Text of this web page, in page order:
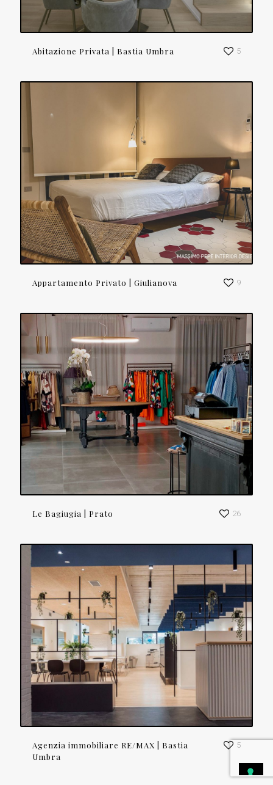
Abitazione Privata | Bastia Umbra 5
Appartamento Privato | Giulianova 9
Le Bagiugia | Prato 26
Agenzia immobiliare RE/MAX | Bastia
Umbra
5